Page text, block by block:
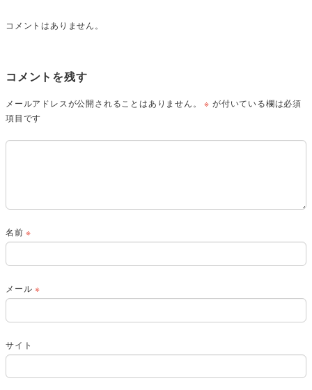
コメントはありません。
コメントを残す
メールアドレスが公開されることはありません。 ※ が付いている欄は必須
項目です
名前※
メール※
サイト